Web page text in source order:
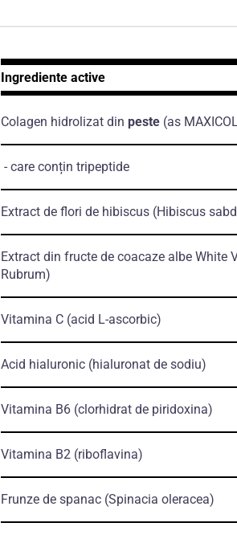
Ingrediente active
Colagen hidrolizat din peste (as
- care conțin tripeptide
Extract de flori de hibiscus (Hibiscus
Extract din fructe de coacaze albe White
Rubrum)
Vitamina C (acid L-ascorbic)
Acid hialuronic (hialuronat de sodiu)
Vitamina B6 (clorhidrat de piridoxina)
Vitamina B2 (riboflavina)
Frunze de spanac (Spinacia oleracea)